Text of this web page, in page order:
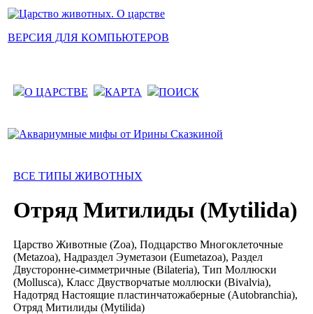
ВЕРСИЯ ДЛЯ КОМПЬЮТЕРОВ
О ЦАРСТВЕ КАРТА ПОИСК
ВСЕ ТИПЫ ЖИВОТНЫХ
Отряд Митилиды (Mytilida)
Царство Животные (Zoa), Подцарство Многоклеточные
(Metazoa), Надраздел Эуметазои (Eumetazoa), Раздел
Двусторонне-симметричные (Bilateria), Тип Моллюски
(Mollusca), Класс Двустворчатые моллюски (Bivalvia),
Надотряд Настоящие пластинчатожаберные (Autobranchia),
Отряд Митилиды (Mytilida)